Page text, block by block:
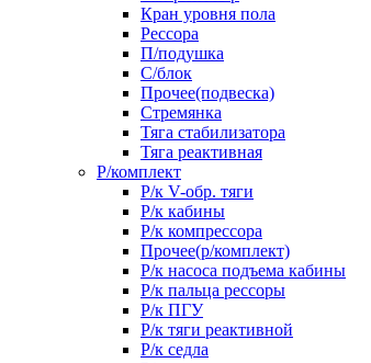
Кран уровня пола
Рессора
П/подушка
С/блок
Прочее(подвеска)
Стремянка
Тяга стабилизатора
Тяга реактивная
Р/комплект
Р/к V-обр. тяги
Р/к кабины
Р/к компрессора
Прочее(р/комплект)
Р/к насоса подъема кабины
Р/к пальца рессоры
Р/к ПГУ
Р/к тяги реактивной
Р/к седла